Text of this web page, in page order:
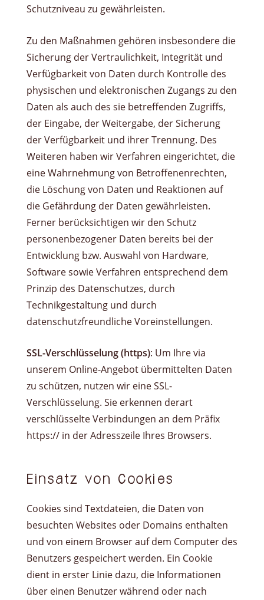
Schutzniveau zu gewährleisten.
Zu den Maßnahmen gehören insbesondere die
Sicherung der Vertraulichkeit, Integrität und
Verfügbarkeit von Daten durch Kontrolle des
physischen und elektronischen Zugangs zu den
Daten als auch des sie betreffenden Zugriffs,
der Eingabe, der Weitergabe, der Sicherung
der Verfügbarkeit und ihrer Trennung. Des
Weiteren haben wir Verfahren eingerichtet, die
eine Wahrnehmung von Betroffenenrechten,
die Löschung von Daten und Reaktionen auf
die Gefährdung der Daten gewährleisten.
Ferner berücksichtigen wir den Schutz
personenbezogener Daten bereits bei der
Entwicklung bzw. Auswahl von Hardware,
Software sowie Verfahren entsprechend dem
Prinzip des Datenschutzes, durch
Technikgestaltung und durch
datenschutzfreundliche Voreinstellungen.
SSL-Verschlüsselung (https): Um Ihre via
unserem Online-Angebot übermittelten Daten
zu schützen, nutzen wir eine SSL-
Verschlüsselung. Sie erkennen derart
verschlüsselte Verbindungen an dem Präfix
https:// in der Adresszeile Ihres Browsers.
Einsatz von Cookies
Cookies sind Textdateien, die Daten von
besuchten Websites oder Domains enthalten
und von einem Browser auf dem Computer des
Benutzers gespeichert werden. Ein Cookie
dient in erster Linie dazu, die Informationen
über einen Benutzer während oder nach